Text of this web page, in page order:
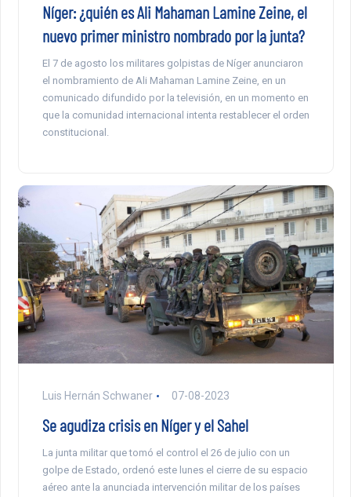
Níger: ¿quién es Ali Mahaman Lamine Zeine, el
nuevo primer ministro nombrado por la junta?
El 7 de agosto los militares golpistas de Níger anunciaron
el nombramiento de Ali Mahaman Lamine Zeine, en un
comunicado difundido por la televisión, en un momento en
que la comunidad internacional intenta restablecer el orden
constitucional.
Luis Hernán Schwaner 07-08-2023
Se agudiza crisis en Níger y el Sahel
La junta militar que tomó el control el 26 de julio con un
golpe de Estado, ordenó este lunes el cierre de su espacio
aéreo ante la anunciada intervención militar de los países